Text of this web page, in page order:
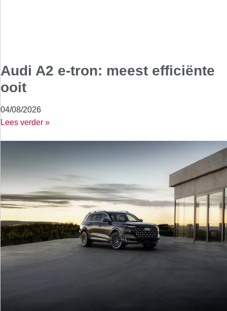
Audi A2 e-tron: meest efficiënte
ooit
04/08/2026
Lees verder »